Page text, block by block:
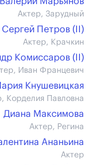
Актер, Зарудный
Сергей Петров (II)
Актер, Крачкин
Комиссаров (II)
Иван Францевич
Кнушевицкая
Корделия Павловна
Диана Максимова
Актер, Регина
Ананьина
Актер